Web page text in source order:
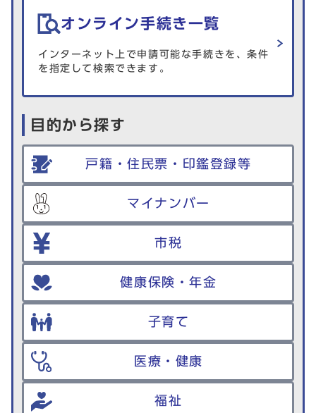
オンライン手続き一覧
インターネット上で申請可能な手続きを、条件
を指定して検索できます。
目的から探す
戸籍・住民票・印鑑登録等
マイナンバー
市税
健康保険・年金
子育て
医療・健康
福祉